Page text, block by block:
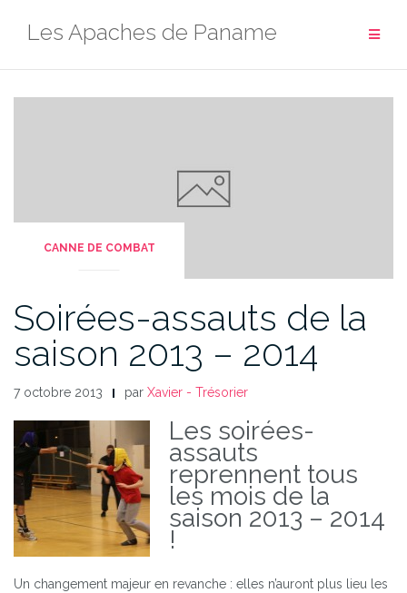
Les Apaches de Paname
CANNE DE COMBAT
Soirées-assauts de la
saison 2013 – 2014
7 octobre 2013 par Xavier - Trésorier
Les soirées-
assauts
reprennent tous
les mois de la
saison 2013 – 2014
!
Un changement majeur en revanche : elles n’auront plus lieu les